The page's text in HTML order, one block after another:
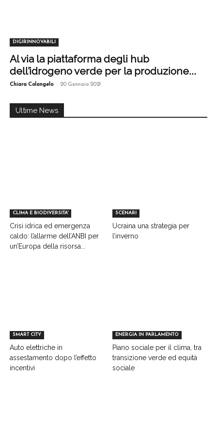
DIGIRINNOVABILI
Al via la piattaforma degli hub
dell’idrogeno verde per la produzione...
Chiara Colangelo - 20 Gennaio 2021
Ultime News
CLIMA E BIODIVERSITA'
Crisi idrica ed emergenza
caldo: l’allarme dell’ANBI per
un’Europa della risorsa...
SCENARI
Ucraina una strategia per
l’inverno
SMART CITY
Auto elettriche in
assestamento dopo l’effetto
incentivi
ENERGIA IN PARLAMENTO
Piano sociale per il clima, tra
transizione verde ed equità
sociale